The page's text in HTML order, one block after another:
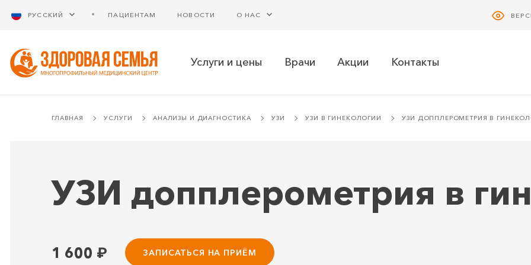
РУССКИЙ ПАЦИЕНТАМ НОВОСТИ О НАС
Услуги и цены Врачи Акции Контакты
ГЛАВНАЯ УСЛУГИ АНАЛИЗЫ И ДИАГНОСТИКА УЗИ УЗИ В ГИНЕКОЛОГИИ УЗИ ДОППЛЕРОМЕТРИЯ В
УЗИ допплерометрия в
1 600 ₽ ЗАПИСАТЬСЯ НА ПРИЁМ